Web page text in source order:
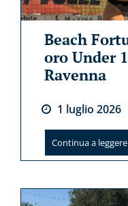
Beach
oro Under
Ravenna
1 luglio 2026
Continua a leggere